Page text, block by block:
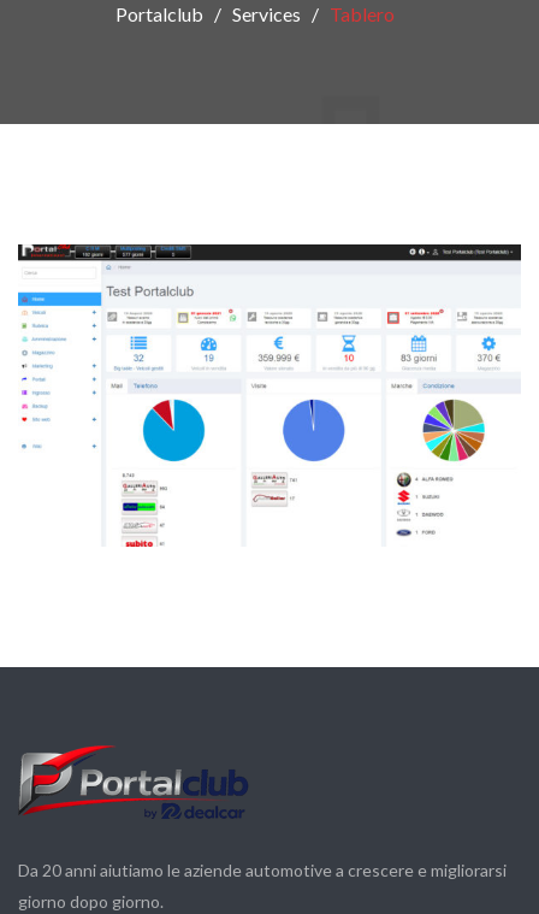
Portalclub Services Tablero
Da 20 anni aiutiamo le aziende automotive a crescere e migliorarsi
giorno dopo giorno.